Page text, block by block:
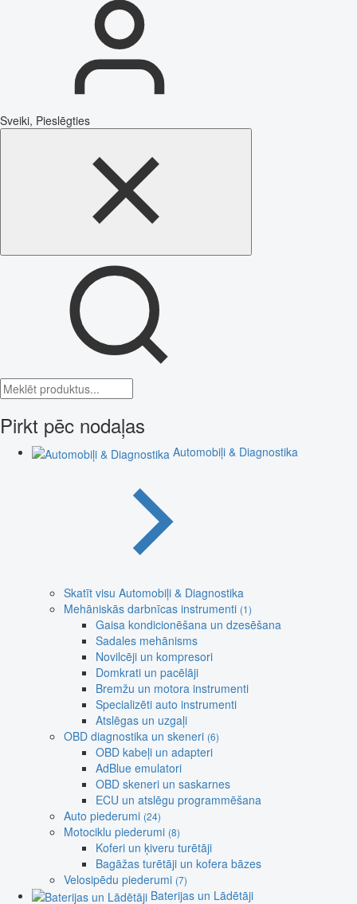
Sveiki, Pieslēgties
Pirkt pēc nodaļas
Automobiļi & Diagnostika
Skatīt visu Automobiļi & Diagnostika
Mehāniskās darbnīcas instrumenti (1)
Gaisa kondicionēšana un dzesēšana
Sadales mehānisms
Novilcēji un kompresori
Domkrati un pacēlāji
Bremžu un motora instrumenti
Specializēti auto instrumenti
Atslēgas un uzgaļi
OBD diagnostika un skeneri (6)
OBD kabeļi un adapteri
AdBlue emulatori
OBD skeneri un saskarnes
ECU un atslēgu programmēšana
Auto piederumi (24)
Motociklu piederumi (8)
Koferi un ķiveru turētāji
Bagāžas turētāji un kofera bāzes
Velosipēdu piederumi (7)
Baterijas un Lādētāji